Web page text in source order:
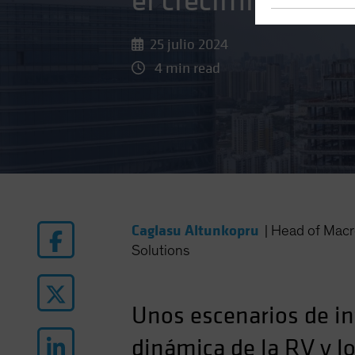
25 julio 2024
4 min read
Caglasu Altunkopru
Head of
Solutions
Unos escenarios de
dinámica de la RV y